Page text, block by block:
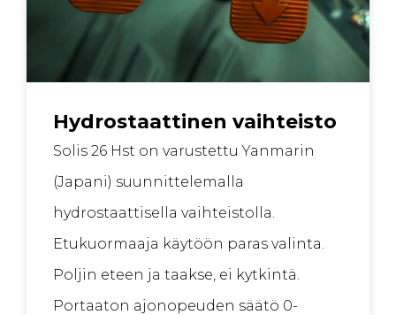
Hydrostaattinen vaihteisto
Solis 26 Hst on varustettu Yanmarin
(Japani) suunnittelemalla
hydrostaattisella vaihteistolla.
Etukuormaaja käytöön paras valinta.
Poljin eteen ja taakse, ei kytkintä.
Portaaton ajonopeuden säätö 0-